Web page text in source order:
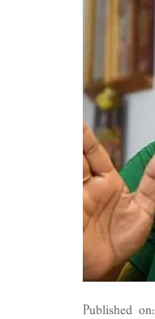
Published on: